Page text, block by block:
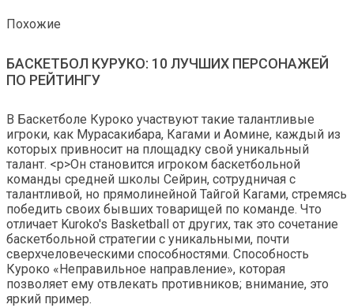
Похожие
БАСКЕТБОЛ КУРУКО: 10 ЛУЧШИХ ПЕРСОНАЖЕЙ
ПО РЕЙТИНГУ
В Баскетболе Куроко участвуют такие талантливые
игроки, как Мурасакибара, Кагами и Аомине, каждый из
которых привносит на площадку свой уникальный
талант. <р>Он становится игроком баскетбольной
команды средней школы Сейрин, сотрудничая с
талантливой, но прямолинейной Тайгой Кагами, стремясь
победить своих бывших товарищей по команде. Что
отличает Kuroko's Basketball от других, так это сочетание
баскетбольной стратегии с уникальными, почти
сверхчеловеческими способностями. Способность
Куроко «Неправильное направление», которая
позволяет ему отвлекать противников; внимание, это
яркий пример.